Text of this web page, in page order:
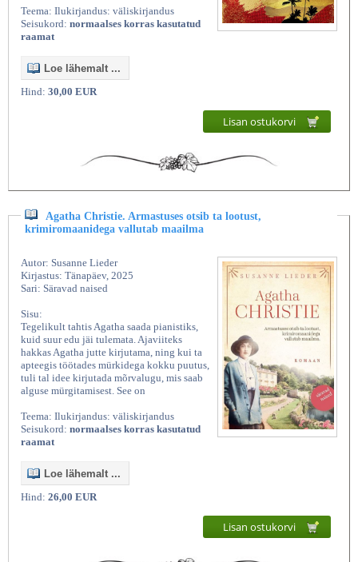
Teema: Ilukirjandus: väliskirjandus
Seisukord: normaalses korras kasutatud
raamat
Loe lähemalt ...
Hind: 30,00 EUR
Lisan ostukorvi
Agatha Christie. Armastuses otsib ta lootust,
krimiromaanidega vallutab maailma
Autor: Susanne Lieder
Kirjastus: Tänapäev, 2025
Sari: Säravad naised
Sisu:
Tegelikult tahtis Agatha saada pianistiks,
kuid suur edu jäi tulemata. Ajaviiteks
hakkas Agatha jutte kirjutama, ning kui ta
apteegis töötades mürkidega kokku puutus,
tuli tal idee kirjutada mõrvalugu, mis saab
alguse mürgitamisest. See on
Teema: Ilukirjandus: väliskirjandus
Seisukord: normaalses korras kasutatud
raamat
Loe lähemalt ...
Hind: 26,00 EUR
Lisan ostukorvi